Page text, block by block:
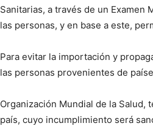
Sanitarias, a través de un Examen
las personas, y en base a este,
Para evitar la importación y
las personas provenientes de
Organización Mundial de la Salud,
país, cuyo incumplimiento será